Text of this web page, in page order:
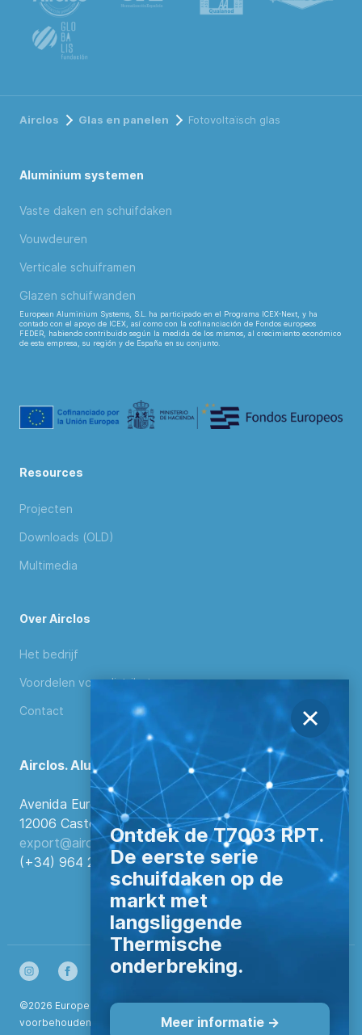
Airclos Glas en panelen Fotovoltaïsch glas
Aluminium systemen
Vaste daken en schuifdaken
Vouwdeuren
Verticale schuiframen
Glazen schuifwanden
European Aluminium Systems, S.L. ha participado en el Programa ICEX-Next, y ha
contado con el apoyo de ICEX, así como con la cofinanciación de Fondos europeos
FEDER, habiendo contribuido según la medida de los mismos, al crecimiento económico
de esta empresa, su región y de España en su conjunto.
Resources
Projecten
Downloads (OLD)
Multimedia
Over Airclos
Het bedrijf
Voordelen voor distributeurs
Contact
Airclos. Aluminium Systems
Avenida Europa, 103
12006 Castellón de la Plana, Spanje.
export@airclos.com
(+34) 964 260 849
©2026 European Aluminium Systems S.L. Alle rechten
voorbehouden
Ontdek de T7003 RPT.
De eerste serie
schuifdaken op de
markt met
langsliggende
Thermische
onderbreking.
Meer informatie ->